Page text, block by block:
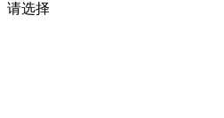
请选择